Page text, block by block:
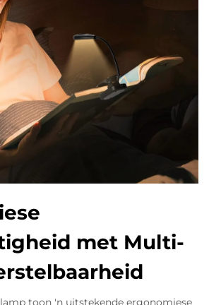
met Multi-
toon 'n uitstekende ergonomiese